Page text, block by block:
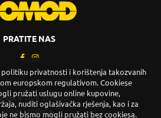
PRATITE NAS
© 2026. DOMOD.
Uslovi korištenja
privatnosti i korištenja takozvanih
europskom regulativom. Cookiese
pružati uslugu online kupovine,
nuditi oglašivačka rješenja, kao i za
ne bismo mogli pružati bez cookiesa.